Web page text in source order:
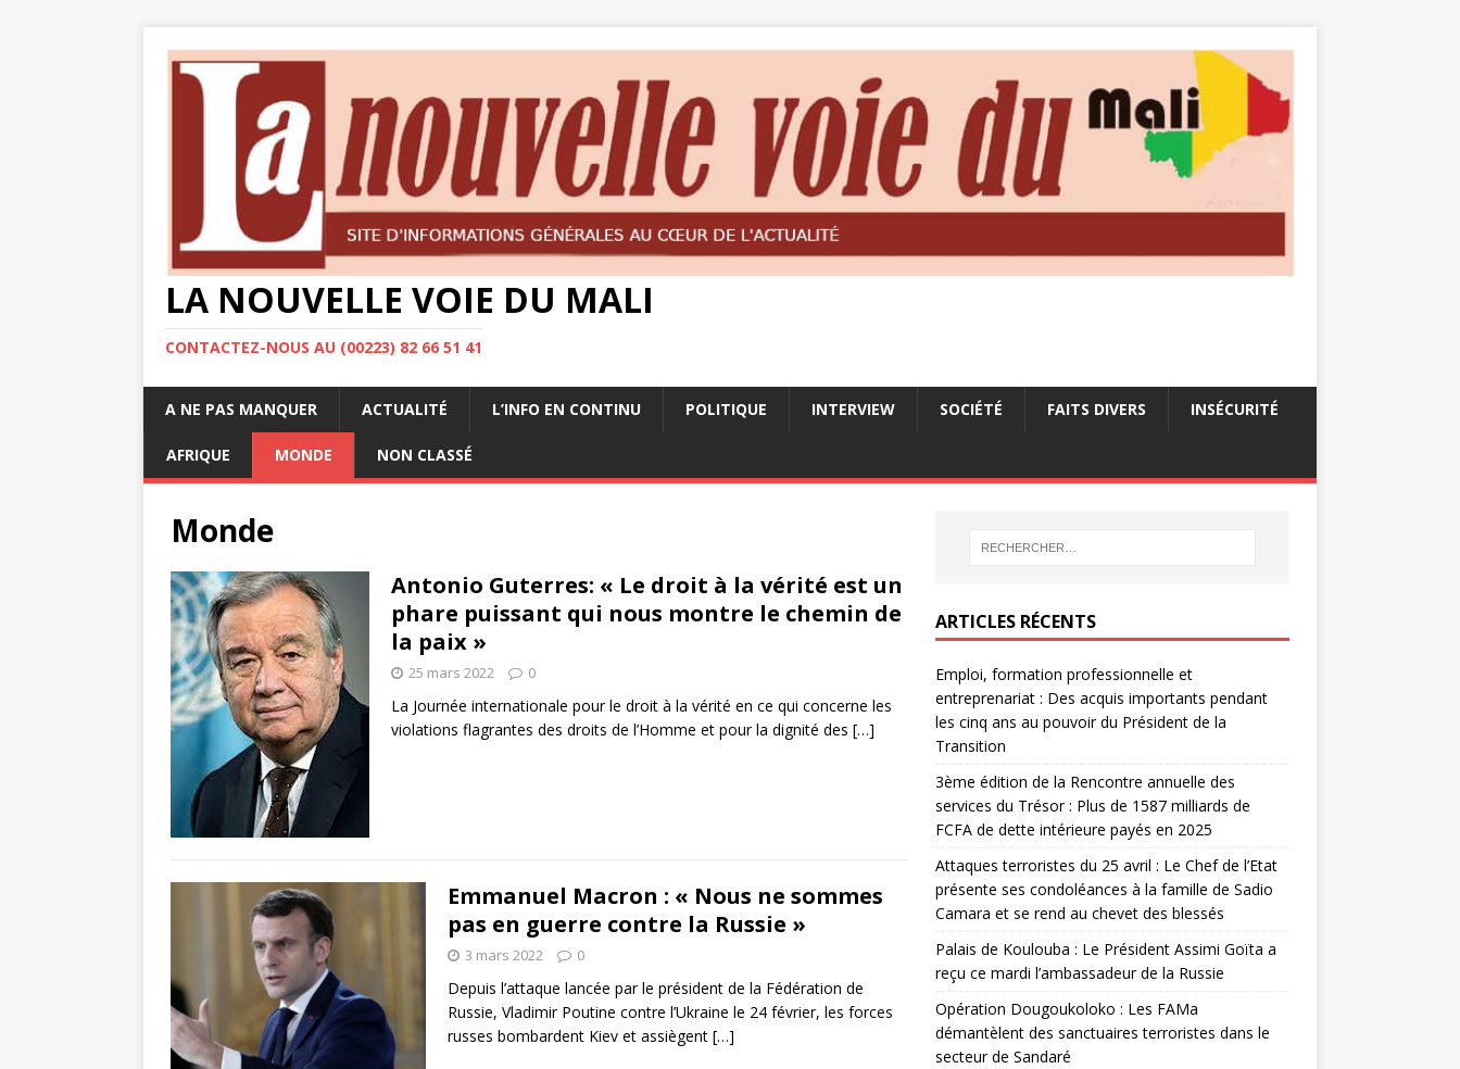
LA NOUVELLE VOIE DU MALI
CONTACTEZ-NOUS AU (00223) 82 66 51 41
A NE PAS MANQUER ACTUALITÉ L’INFO EN CONTINU POLITIQUE INTERVIEW SOCIÉTÉ FAITS DIVERS INSÉCURITÉ
AFRIQUE MONDE NON CLASSÉ
Monde
Antonio Guterres: « Le droit à la vérité est un
phare puissant qui nous montre le chemin de
la paix »
25 mars 2022 0
La Journée internationale pour le droit à la vérité en ce qui concerne les
violations flagrantes des droits de l’Homme et pour la dignité des […]
Emmanuel Macron : « Nous ne sommes
pas en guerre contre la Russie »
3 mars 2022 0
Depuis l’attaque lancée par le président de la Fédération de
Russie, Vladimir Poutine contre l’Ukraine le 24 février, les forces
russes bombardent Kiev et assiègent […]
ARTICLES RÉCENTS
Emploi, formation professionnelle et
entreprenariat : Des acquis importants pendant
les cinq ans au pouvoir du Président de la
Transition
3ème édition de la Rencontre annuelle des
services du Trésor : Plus de 1587 milliards de
FCFA de dette intérieure payés en 2025
Attaques terroristes du 25 avril : Le Chef de l’Etat
présente ses condoléances à la famille de Sadio
Camara et se rend au chevet des blessés
Palais de Koulouba : Le Président Assimi Goïta a
reçu ce mardi l’ambassadeur de la Russie
Opération Dougoukoloko : Les FAMa
démantèlent des sanctuaires terroristes dans le
secteur de Sandaré